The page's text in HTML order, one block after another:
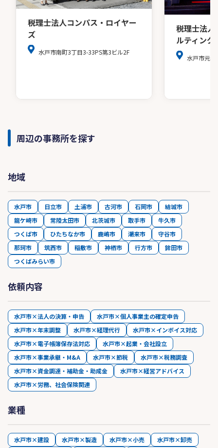
税理士法人コンパス・ロイヤー
ズ
水戸市南町3丁目3-33PS第3ビル2F
税理士法人
ルティン
水戸市元山
周辺の事務所を探す
地域
水戸市 日立市 土浦市 古河市 石岡市
結城市
龍ケ崎市
常陸太田市 北茨城市 取手市
牛久市
つくば市
ひたちなか市 鹿嶋市 潮来市
守谷市
那珂市
筑西市 稲敷市 神栖市 行方市
鉾田市
つくばみらい市
依頼内容
水戸市×法人の決算・申告
水戸市×個人事業主の確定申告
水戸市×年末調整
水戸市×経理代行
水戸市×インボイス対応
水戸市×電子帳簿保存法対応
水戸市×起業・会社設立
水戸市×事業承継・M&A
水戸市×節税
水戸市×税務調査
水戸市×資金調達・補助金・助成金
水戸市×経営アドバイス
水戸市×労務、社会保険関連
業種
水戸市×建設 水戸市×製造 水戸市×小売
水戸市×卸売